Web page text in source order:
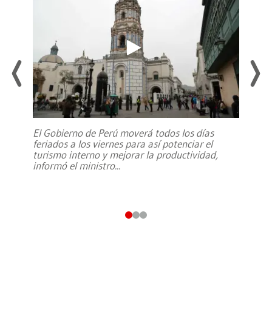
El Gobierno de Perú moverá todos los días
feriados a los viernes para así potenciar el
turismo interno y mejorar la productividad,
informó el ministro...